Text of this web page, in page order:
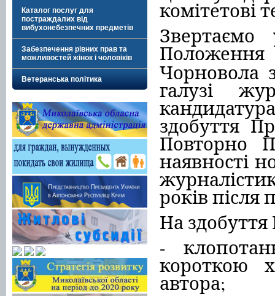
Каталог послуг для
постраждалих від
вибухонебезпечних предметів
Забезпечення рівних прав та
можливостей жінок і чоловіків
Ветеранська політика
комітетові
Чорновола
галузі
здобуття
Повторно
наявності
років
На здобуття
-
короткою
автора;